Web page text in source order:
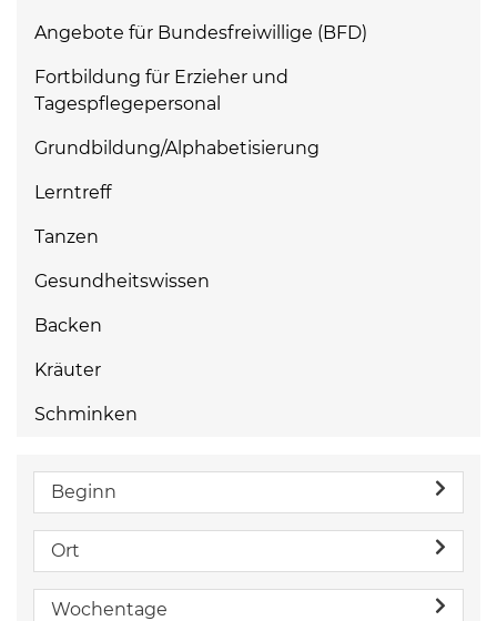
Angebote für Bundesfreiwillige (BFD)
Fortbildung für Erzieher und
Tagespflegepersonal
Grundbildung/Alphabetisierung
Lerntreff
Tanzen
Gesundheitswissen
Backen
Kräuter
Schminken
Beginn
Ort
Wochentage